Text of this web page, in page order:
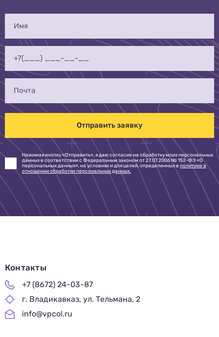
Имя
Телефон
Почта
Отправить заявку
Нажимая кнопку «Отправить», я даю согласие на обработку моих персональных
данных в соответствии с Федеральным законом от 27.07.2006 № 152-ФЗ «О
персональных данных», на условиях и для целей, определенных в политике в
отношении обработки персональных данных.
Контакты
+7 (8672) 24-03-87
г. Владикавказ, ул. Тельмана, 2
info@vpcol.ru